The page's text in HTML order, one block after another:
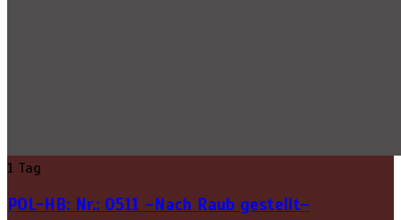
1 Tag
POL-HB: Nr.: 0511 –Nach Raub gestellt–